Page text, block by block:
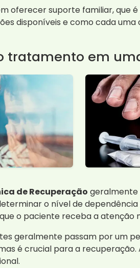
oferecer suporte familiar, que
disponíveis e como cada
tratamento em
de Recuperação geralmente
o nível de
o paciente receba a atenção
geralmente passam por um
é crucial para a